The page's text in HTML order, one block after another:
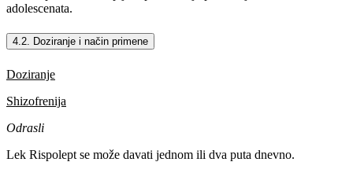
adolescenata.
4.2. Doziranje i način primene
Doziranje
Shizofrenija
Odrasli
Lek Rispolept se može davati jednom ili dva puta dnevno.